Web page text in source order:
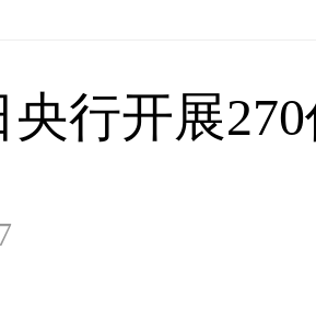
央行开展